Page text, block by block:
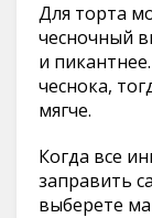
Для торта
чесночный
и
чеснока,
мягче.
Когда все
заправить
выберете